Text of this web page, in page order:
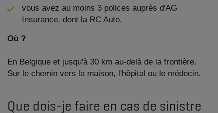
vous avez au moins 3 polices auprès d'AG
Insurance, dont la RC Auto.
Où ?
En Belgique et jusqu'à 30 km au-delà de la frontière.
Sur le chemin vers la maison, l'hôpital ou le médecin.​
Que dois-je faire en cas de sinistre